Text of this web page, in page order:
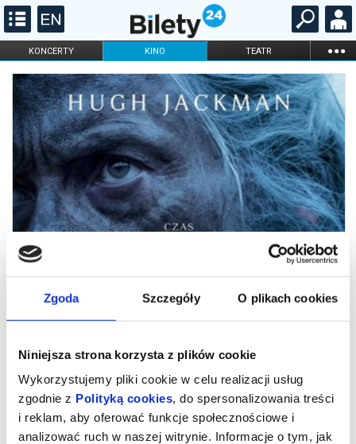
Zgoda Szczegóły O plikach cookies
Niniejsza strona korzysta z plików cookie
Wykorzystujemy pliki cookie w celu realizacji usług
zgodnie z Polityką cookies, do spersonalizowania treści
i reklam, aby oferować funkcje społecznościowe i
analizować ruch w naszej witrynie. Informacje o tym, jak
KONCERTY KINO TEATR ...
FILHARMONIA OPERA I BALET
STAND-UP
DLA DZIECI
ONLINE KARNETY